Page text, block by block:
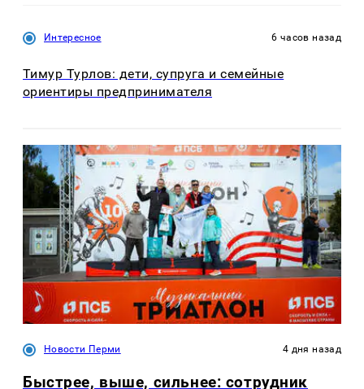
Интересное 6 часов назад
Тимур Турлов: дети, супруга и семейные
ориентиры предпринимателя
Новости Перми 4 дня назад
Быстрее, выше, сильнее: сотрудник